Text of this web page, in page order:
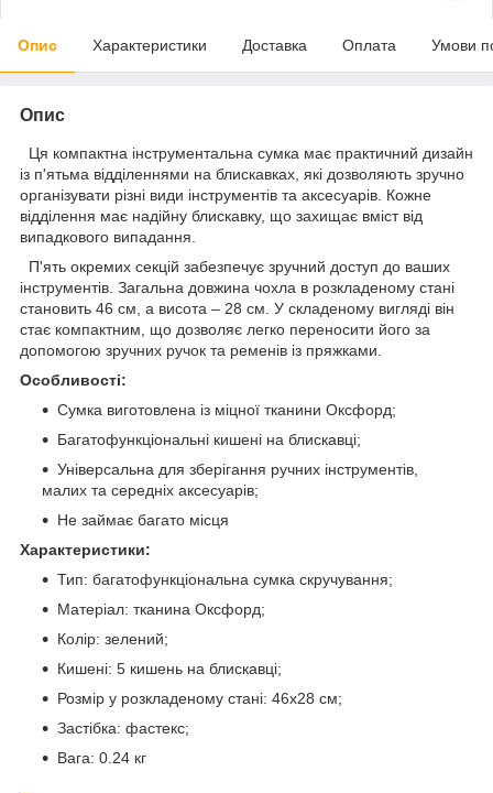
Опис Характеристики Доставка Оплата Умови
Опис
Ця компактна інструментальна сумка має практичний дизайн
із п'ятьма відділеннями на блискавках, які дозволяють зручно
організувати різні види інструментів та аксесуарів. Кожне
відділення має надійну блискавку, що захищає вміст від
випадкового випадання.
П'ять окремих секцій забезпечує зручний доступ до ваших
інструментів. Загальна довжина чохла в розкладеному стані
становить 46 см, а висота – 28 см. У складеному вигляді він
стає компактним, що дозволяє легко переносити його за
допомогою зручних ручок та ременів із пряжками.
Особливості:
Сумка виготовлена ​​із міцної тканини Оксфорд;
Багатофункціональні кишені на блискавці;
Універсальна для зберігання ручних інструментів,
малих та середніх аксесуарів;
Не займає багато місця
Характеристики:
Тип: багатофункціональна сумка скручування;
Матеріал: тканина Оксфорд;
Колір: зелений;
Кишені: 5 кишень на блискавці;
Розмір у розкладеному стані: 46х28 см;
Застібка: фастекс;
Вага: 0.24 кг